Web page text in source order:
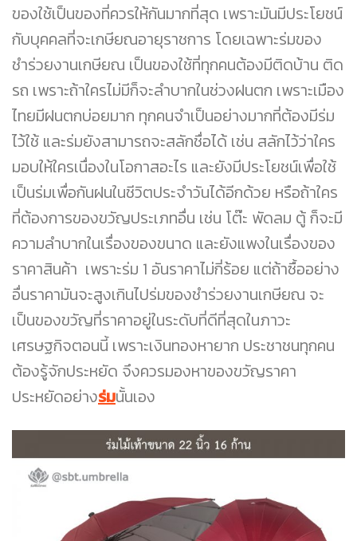
ของใช้เป็นของที่ควรให้กันมากที่สุด เพราะมันมีประโยชน์
กับบุคคลที่จะเกษียณอายุราชการ โดยเฉพาะร่มของ
ชำร่วยงานเกษียณ เป็นของใช้ที่ทุกคนต้องมีติดบ้าน ติด
รถ เพราะถ้าใครไม่มีก็จะลำบากในช่วงฝนตก เพราะเมือง
ไทยมีฝนตกบ่อยมาก ทุกคนจำเป็นอย่างมากที่ต้องมีร่ม
ไว้ใช้ และร่มยังสามารถจะสลักชื่อได้ เช่น สลักไว้ว่าใคร
มอบให้ใครเนื่องในโอกาสอะไร และยังมีประโยชน์เพื่อใช้
เป็นร่มเพื่อกันฝนในชีวิตประจำวันได้อีกด้วย หรือถ้าใคร
ที่ต้องการของขวัญประเภทอื่น เช่น โต๊ะ พัดลม ตู้ ก็จะมี
ความลำบากในเรื่องของขนาด และยังแพงในเรื่องของ
ราคาสินค้า เพราะร่ม 1 อันราคาไม่กี่ร้อย แต่ถ้าซื้ออย่าง
อื่นราคามันจะสูงเกินไปร่มของชำร่วยงานเกษียณ จะ
เป็นของขวัญที่ราคาอยู่ในระดับที่ดีที่สุดในภาวะ
เศรษฐกิจตอนนี้ เพราะเงินทองหายาก ประชาชนทุกคน
ต้องรู้จักประหยัด จึงควรมองหาของขวัญราคา
ประหยัดอย่างร่มนั้นเอง